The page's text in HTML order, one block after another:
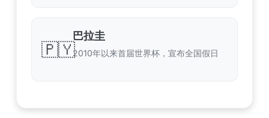
🇵🇾
巴拉圭
2010年以来首届世界杯，宣布全国假日